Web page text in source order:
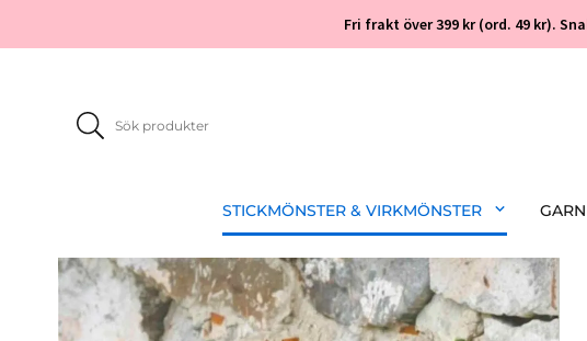
Fri frakt över 399 kr (ord. 49 kr).
STICKMÖNSTER & VIRKMÖNSTER GARN